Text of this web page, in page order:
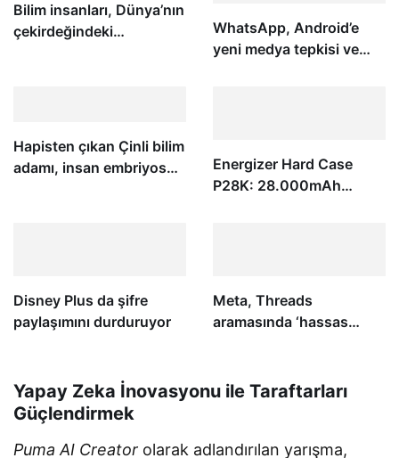
Bilim insanları, Dünya’nın
çekirdeğindeki
WhatsApp, Android’e
yeni medya tepkisi ve
Hapisten çıkan Çinli bilim
adamı, insan embriyosu
Energizer Hard Case
P28K: 28.000mAh
Disney Plus da şifre
paylaşımını durduruyor
Meta, Threads
aramasında ‘hassas
Yapay Zeka İnovasyonu ile Taraftarları
Güçlendirmek
Puma AI Creator olarak adlandırılan yarışma,